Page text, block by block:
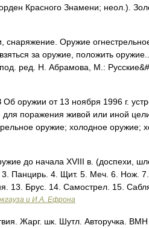
Красного Знамени; неол.).
Оружие
за оружие, положить
ред. Н. Абрамова, М.:
оружии от 13 ноября 1996 г.
для поражения живой или иной
оружие; холодное оружие;
до начала XVIII в. (доспехи,
Панцирь. 4. Щит. 5. Меч. 6. Нож. 7.
13. Брус. 14. Самострел. 15.
и И.А. Ефрона
Жарг. шк. Шутл. Авторучка.